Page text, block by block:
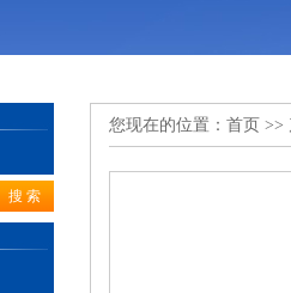
您现在的位置： 首页 >>